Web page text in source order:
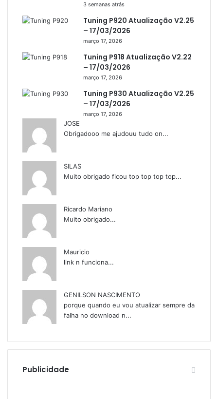
Audisat A1
Audisat A1 Plus
Audisat A2
Audisat A2 Plus
Audisat A3
Audisat A3 Plus
Audisat A5
Audisat C1
Audisat E10 Lote 1 e 2
Audisat E10 Lote 3
Audisat K10 Urus
Audisat K20 Huracan
Audisat K30 Aventador
Azamerica
Azamerica Beats
Azamerica Beats GX PRO
Azamerica Champions
Azamerica Champions IPTV
Azamerica F92 Plus
Azamerica Gold
3 semanas atrás
Tuning P920 Atualização V2.25
– 17/03/2026
março 17, 2026
Tuning P918 Atualização V2.22
– 17/03/2026
março 17, 2026
Tuning P930 Atualização V2.25
– 17/03/2026
março 17, 2026
JOSE
Obrigadooo me ajudouu tudo on...
SILAS
Muito obrigado ficou top top top top...
Ricardo Mariano
Muito obrigado...
Mauricio
link n funciona...
GENILSON NASCIMENTO
porque quando eu vou atualizar sempre da
falha no download n...
Publicidade